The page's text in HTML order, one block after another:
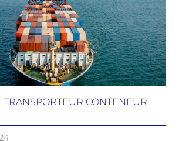
TRANSPORTEUR CONTENEUR